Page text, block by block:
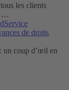
les clients
…
Service
de droits